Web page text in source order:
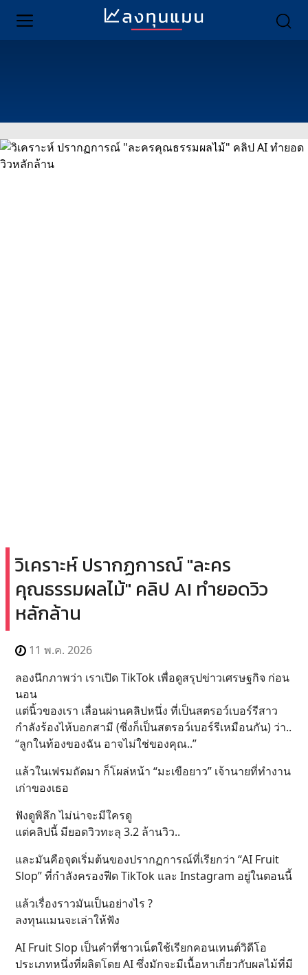
วิเคราะห์ ปรากฏการณ์ "ละคร
คุณธรรมผลไม้" คลิป AI ทำยอดวิว
หลักล้าน
11 พ.ค. 2026
ลองนึกภาพว่า เราเปิด TikTok เพื่อดูสรุปข่าวเศรษฐกิจ ก่อน
นอน
แต่นิ้วของเรา เลื่อนผ่านคลิปหนึ่ง ที่เป็นสตรอว์เบอร์รีสาว
กำลังร้องไห้บอกสามี (ซึ่งก็เป็นสตรอว์เบอร์รีเหมือนกัน) ว่า..
“ลูกในท้องของฉัน อาจไม่ใช่ของคุณ..”
แล้วในเฟรมถัดมา ก็โผล่หน้า “มะเขือยาว” เจ้านายที่ทำงาน
เก่าของเธอ
ฟังดูพิลึก ไม่น่าจะมีใครดู
แต่คลิปนี้ มียอดวิวทะลุ 3.2 ล้านวิว..
และมันคือจุดเริ่มต้นของปรากฏการณ์ที่เรียกว่า “AI Fruit
Slop” ที่กำลังครองฟีด TikTok และ Instagram อยู่ในตอนนี้
แล้วเรื่องราวมันเป็นอย่างไร ?
ลงทุนแมนจะเล่าให้ฟัง
AI Fruit Slop เป็นคำที่ชาวเน็ตใช้เรียกคอนเทนต์วิดีโอ
ประเภทหนึ่งที่ผลิตโดย AI ซึ่งมักจะมีเนื้อหาเกี่ยวกับผลไม้ที่มี